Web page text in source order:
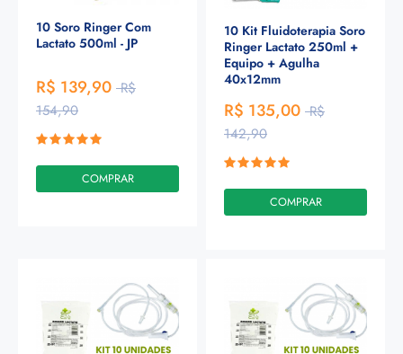
10 Soro Ringer Com
Lactato 500ml - JP
R$ 139,90 R$
154,90
COMPRAR
10 Kit Fluidoterapia Soro
Ringer Lactato 250ml +
Equipo + Agulha
40x12mm
R$ 135,00 R$
142,90
COMPRAR